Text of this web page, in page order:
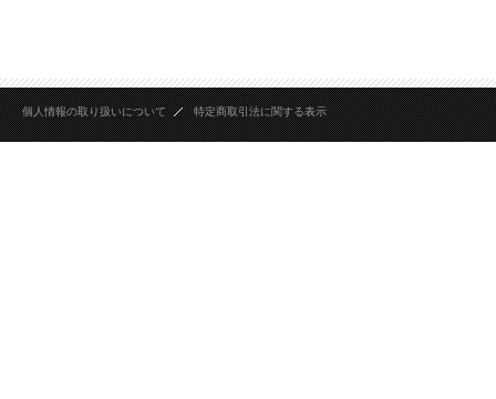
個人情報の取り扱いについて 特定商取引法に関する表示